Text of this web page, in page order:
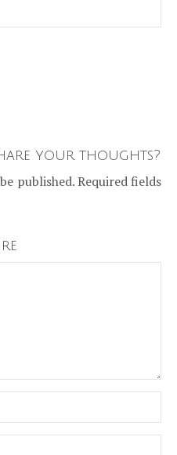
your thoughts?
published. Required fields